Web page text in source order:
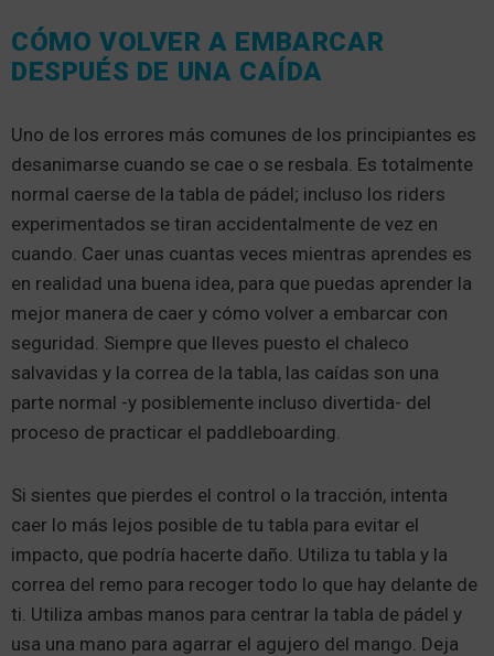
CÓMO VOLVER A EMBARCAR
DESPUÉS DE UNA CAÍDA
Uno de los errores más comunes de los principiantes es
desanimarse cuando se cae o se resbala. Es totalmente
normal caerse de la tabla de pádel; incluso los riders
experimentados se tiran accidentalmente de vez en
cuando. Caer unas cuantas veces mientras aprendes es
en realidad una buena idea, para que puedas aprender la
mejor manera de caer y cómo volver a embarcar con
seguridad. Siempre que lleves puesto el chaleco
salvavidas y la correa de la tabla, las caídas son una
parte normal -y posiblemente incluso divertida- del
proceso de practicar el paddleboarding.
Si sientes que pierdes el control o la tracción, intenta
caer lo más lejos posible de tu tabla para evitar el
impacto, que podría hacerte daño. Utiliza tu tabla y la
correa del remo para recoger todo lo que hay delante de
ti. Utiliza ambas manos para centrar la tabla de pádel y
usa una mano para agarrar el agujero del mango. Deja